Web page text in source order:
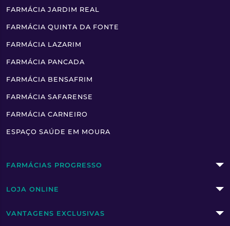
FARMÁCIA JARDIM REAL
FARMÁCIA QUINTA DA FONTE
FARMÁCIA LAZARIM
FARMÁCIA PANCADA
FARMÁCIA BENSAFRIM
FARMÁCIA SAFARENSE
FARMÁCIA CARNEIRO
ESPAÇO SAÚDE EM MOURA
FARMÁCIAS PROGRESSO
LOJA ONLINE
VANTAGENS EXCLUSIVAS